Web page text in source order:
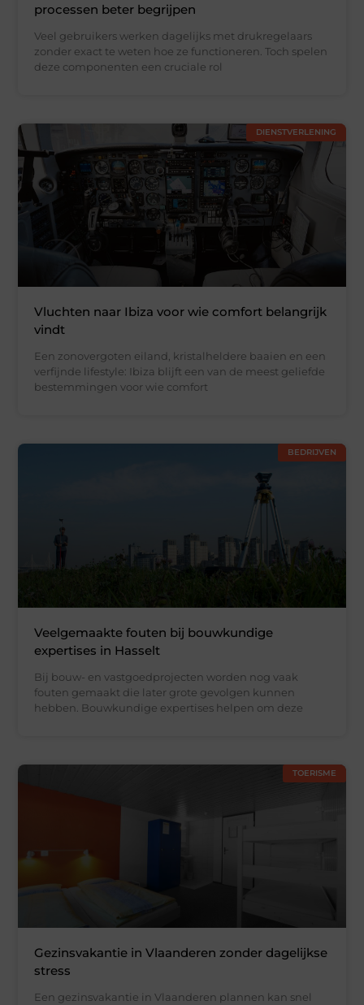
processen beter begrijpen
Veel gebruikers werken dagelijks met drukregelaars
zonder exact te weten hoe ze functioneren. Toch spelen
deze componenten een cruciale rol
DIENSTVERLENING
Vluchten naar Ibiza voor wie comfort belangrijk
vindt
Een zonovergoten eiland, kristalheldere baaien en een
verfijnde lifestyle: Ibiza blijft een van de meest geliefde
bestemmingen voor wie comfort
BEDRIJVEN
Veelgemaakte fouten bij bouwkundige
expertises in Hasselt
Bij bouw- en vastgoedprojecten worden nog vaak
fouten gemaakt die later grote gevolgen kunnen
hebben. Bouwkundige expertises helpen om deze
TOERISME
Gezinsvakantie in Vlaanderen zonder dagelijkse
stress
Een gezinsvakantie in Vlaanderen plannen kan snel